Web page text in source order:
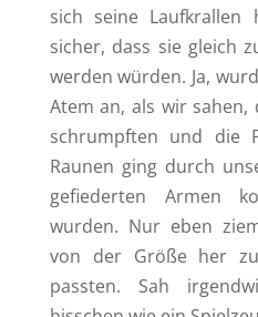
sich seine
sicher, dass sie gleich
werden würden. Ja,
Atem an, als wir sahen,
schrumpften und die
Raunen ging durch
gefiederten Armen
wurden. Nur eben
von der Größe her
passten. Sah